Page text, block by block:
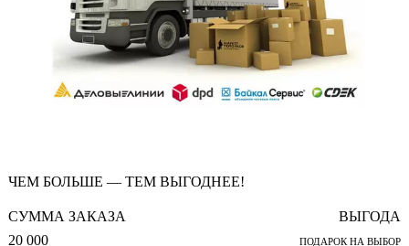
ЧЕМ БОЛЬШЕ — ТЕМ ВЫГОДНЕЕ!
СУММА ЗАКАЗА
ВЫГОДА
20 000
ПОДАРОК НА ВЫБОР